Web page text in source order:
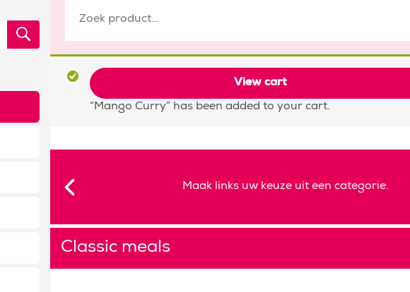
View cart
“Mango Curry” has been added to your cart.
Maak links uw keuze uit een categorie.
Classic meals